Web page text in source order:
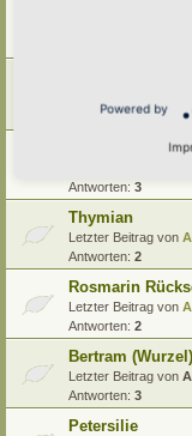
Brunnenkresse
Antworten:12
Kräuter-
Antworten: 3
Thymian
Letzter Beitrag von
Antworten: 2
Rosmarin
Letzter Beitrag von
Antworten: 2
Bertram (Wurzel)
Letzter Beitrag von
Antworten: 3
Petersilie
Powered by